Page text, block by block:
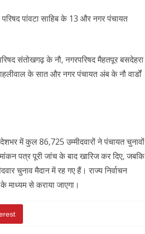
पांवटा साहिब के 13 और नगर पंचायत
संतोखगढ़ के नौ, नगरपरिषद मैहतपूर बसदेहरा
के सात और नगर पंचायत अंब के नौ वार्डों
में कुल 86,725 उम्मीदवारों ने पंचायत चुनावों
पत्र पूरी जांच के बाद खारिज कर दिए, जबकि
चुनाव मैदान में रह गए हैं। राज्य निर्वाचन
से कराया जाएगा।